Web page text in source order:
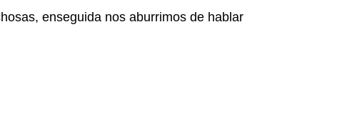
enseguida nos aburrimos de hablar